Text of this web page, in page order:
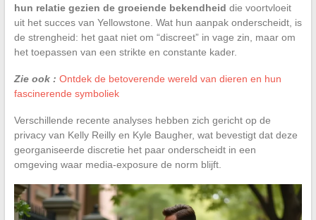
hun relatie gezien de groeiende bekendheid die voortvloeit
uit het succes van Yellowstone. Wat hun aanpak onderscheidt, is
de strengheid: het gaat niet om “discreet” in vage zin, maar om
het toepassen van een strikte en constante kader.
Zie ook : Ontdek de betoverende wereld van dieren en hun
fascinerende symboliek
Verschillende recente analyses hebben zich gericht op de
privacy van Kelly Reilly en Kyle Baugher, wat bevestigt dat deze
georganiseerde discretie het paar onderscheidt in een
omgeving waar media-exposure de norm blijft.